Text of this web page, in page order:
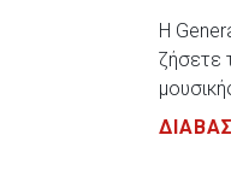
Η
ζήσετε